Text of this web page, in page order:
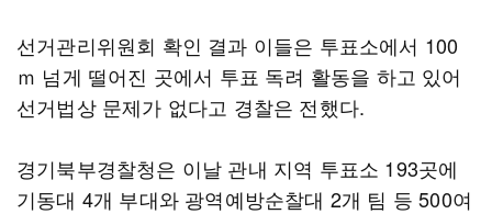
선거관리위원회 확인 결과 이들은 투표소에서 100
ｍ 넘게 떨어진 곳에서 투표 독려 활동을 하고 있어
선거법상 문제가 없다고 경찰은 전했다.
경기북부경찰청은 이날 관내 지역 투표소 193곳에
기동대 4개 부대와 광역예방순찰대 2개 팀 등 500여